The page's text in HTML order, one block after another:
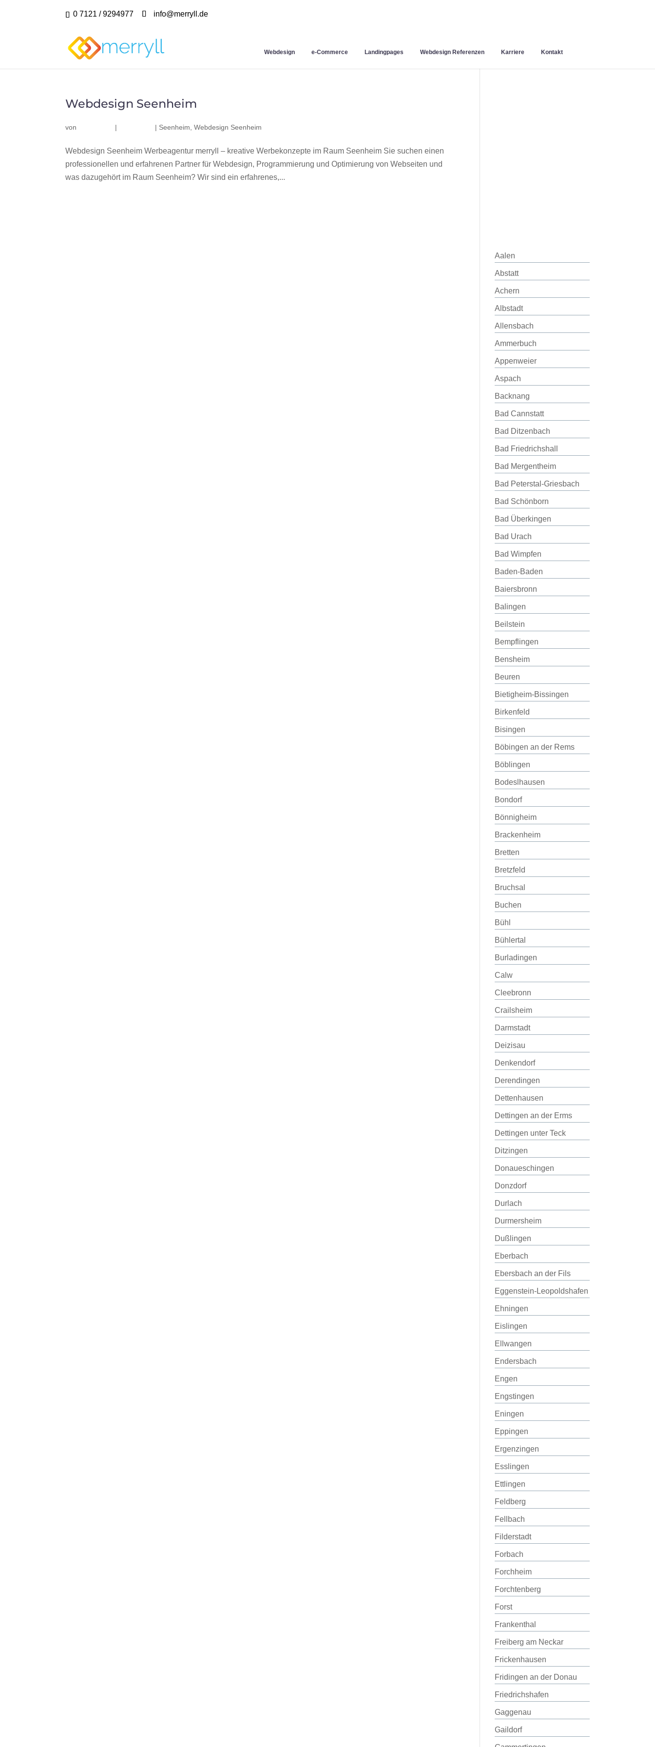
0 7121 / 9294977 info@merryll.de
Webdesign e-Commerce Landingpages Webdesign Referenzen Karriere Kontakt
Webdesign Seenheim
von | | Seenheim ,Webdesign Seenheim
Webdesign Seenheim Werbeagentur merryll – kreative Werbekonzepte im Raum Seenheim Sie suchen einen
professionellen und erfahrenen Partner für Webdesign, Programmierung und Optimierung von Webseiten und
was dazugehört im Raum Seenheim? Wir sind ein erfahrenes,...
Aalen
Abstatt
Achern
Albstadt
Allensbach
Ammerbuch
Appenweier
Aspach
Backnang
Bad Cannstatt
Bad Ditzenbach
Bad Friedrichshall
Bad Mergentheim
Bad Peterstal-Griesbach
Bad Schönborn
Bad Überkingen
Bad Urach
Bad Wimpfen
Baden-Baden
Baiersbronn
Balingen
Beilstein
Bempflingen
Bensheim
Beuren
Bietigheim-Bissingen
Birkenfeld
Bisingen
Böbingen an der Rems
Böblingen
Bodeslhausen
Bondorf
Bönnigheim
Brackenheim
Bretten
Bretzfeld
Bruchsal
Buchen
Bühl
Bühlertal
Burladingen
Calw
Cleebronn
Crailsheim
Darmstadt
Deizisau
Denkendorf
Derendingen
Dettenhausen
Dettingen an der Erms
Dettingen unter Teck
Ditzingen
Donaueschingen
Donzdorf
Durlach
Durmersheim
Dußlingen
Eberbach
Ebersbach an der Fils
Eggenstein-Leopoldshafen
Ehningen
Eislingen
Ellwangen
Endersbach
Engen
Engstingen
Eningen
Eppingen
Ergenzingen
Esslingen
Ettlingen
Feldberg
Fellbach
Filderstadt
Forbach
Forchheim
Forchtenberg
Forst
Frankenthal
Freiberg am Neckar
Frickenhausen
Fridingen an der Donau
Friedrichshafen
Gaggenau
Gaildorf